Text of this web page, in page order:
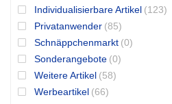
Individualisierbare Artikel (123)
Privatanwender (85)
Schnäppchenmarkt (0)
Sonderangebote (0)
Weitere Artikel (58)
Werbeartikel (66)